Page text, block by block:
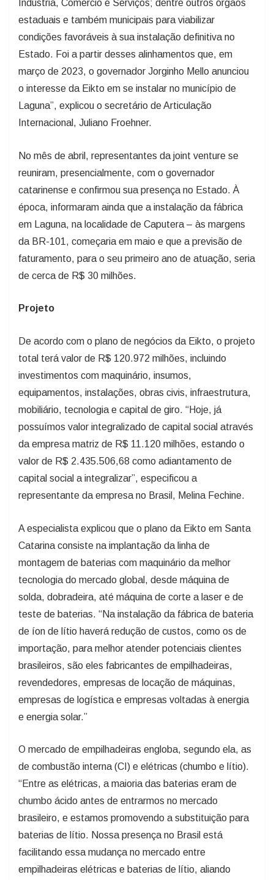
Indústria, Comércio e Serviços; dentre outros órgãos
estaduais e também municipais para viabilizar
condições favoráveis à sua instalação definitiva no
Estado. Foi a partir desses alinhamentos que, em
março de 2023, o governador Jorginho Mello anunciou
o interesse da Eikto em se instalar no município de
Laguna”, explicou o secretário de Articulação
Internacional, Juliano Froehner.
No mês de abril, representantes da joint venture se
reuniram, presencialmente, com o governador
catarinense e confirmou sua presença no Estado. À
época, informaram ainda que a instalação da fábrica
em Laguna, na localidade de Caputera – às margens
da BR-101, começaria em maio e que a previsão de
faturamento, para o seu primeiro ano de atuação, seria
de cerca de R$ 30 milhões.
Projeto
De acordo com o plano de negócios da Eikto, o projeto
total terá valor de R$ 120.972 milhões, incluindo
investimentos com maquinário, insumos,
equipamentos, instalações, obras civis, infraestrutura,
mobiliário, tecnologia e capital de giro. “Hoje, já
possuímos valor integralizado de capital social através
da empresa matriz de R$ 11.120 milhões, estando o
valor de R$ 2.435.506,68 como adiantamento de
capital social a integralizar”, especificou a
representante da empresa no Brasil, Melina Fechine.
A especialista explicou que o plano da Eikto em Santa
Catarina consiste na implantação da linha de
montagem de baterias com maquinário da melhor
tecnologia do mercado global, desde máquina de
solda, dobradeira, até máquina de corte a laser e de
teste de baterias. “Na instalação da fábrica de bateria
de íon de lítio haverá redução de custos, como os de
importação, para melhor atender potenciais clientes
brasileiros, são eles fabricantes de empilhadeiras,
revendedores, empresas de locação de máquinas,
empresas de logística e empresas voltadas à energia
e energia solar.”
O mercado de empilhadeiras engloba, segundo ela, as
de combustão interna (CI) e elétricas (chumbo e lítio).
“Entre as elétricas, a maioria das baterias eram de
chumbo ácido antes de entrarmos no mercado
brasileiro, e estamos promovendo a substituição para
baterias de lítio. Nossa presença no Brasil está
facilitando essa mudança no mercado entre
empilhadeiras elétricas e baterias de lítio, aliando